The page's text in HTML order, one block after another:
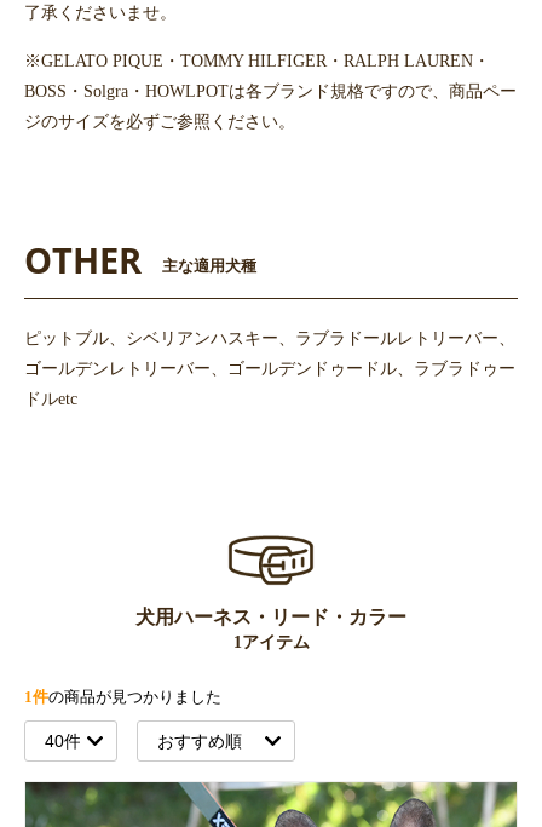
了承くださいませ。
※GELATO PIQUE・TOMMY HILFIGER・RALPH LAUREN・
BOSS・Solgra・HOWLPOTは各ブランド規格ですので、商品ペー
ジのサイズを必ずご参照ください。
OTHER 主な適用犬種
ピットブル、シベリアンハスキー、ラブラドールレトリーバー、
ゴールデンレトリーバー、ゴールデンドゥードル、ラブラドゥー
ドルetc
犬用ハーネス・リード・カラー
1アイテム
1件の商品が見つかりました